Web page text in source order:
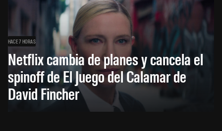
HACE 7 HORAS
Netflix cambia de planes y cancela el
spinoff de El Juego del Calamar de
David Fincher